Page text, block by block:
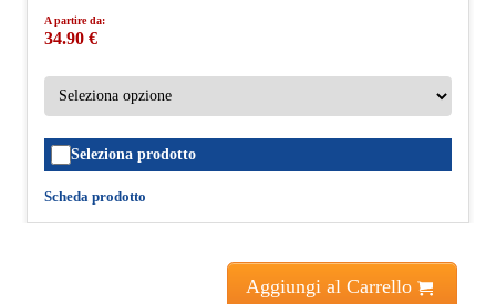
A partire da:
34.90 €
Seleziona prodotto
Scheda prodotto
Aggiungi al Carrello